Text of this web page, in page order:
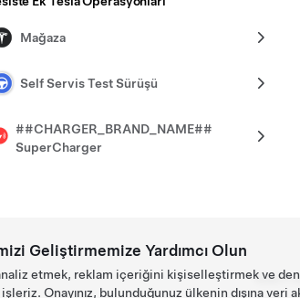
Mağaza
Self Servis Test Sürüşü
##CHARGER_BRAND_NAME##
SuperCharger
Tesla ©
Geliştirmemize Yardımcı Olun
etmek, reklam içeriğini kişiselleştirmek ve
Onayınız, bulunduğunuz ülkenin dışına veri